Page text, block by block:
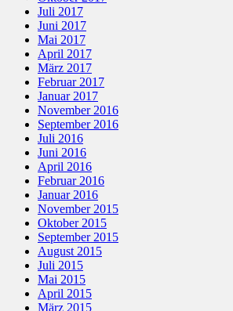
Juli 2017
Juni 2017
Mai 2017
April 2017
März 2017
Februar 2017
Januar 2017
November 2016
September 2016
Juli 2016
Juni 2016
April 2016
Februar 2016
Januar 2016
November 2015
Oktober 2015
September 2015
August 2015
Juli 2015
Mai 2015
April 2015
März 2015